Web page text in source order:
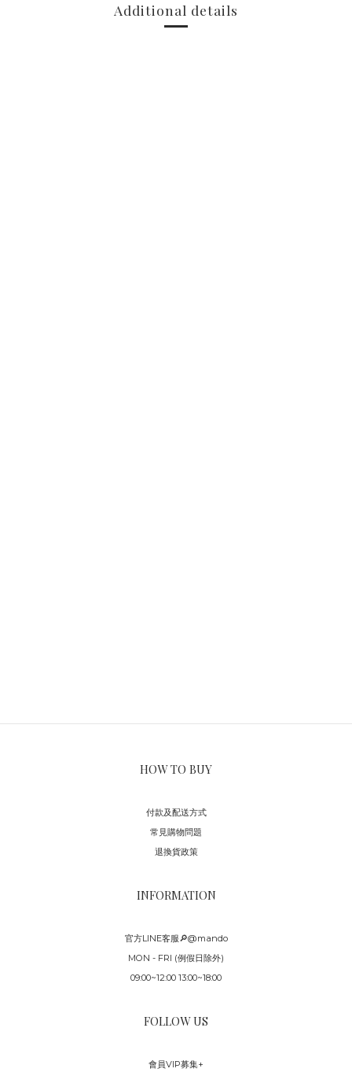
Additional details
HOW TO BUY
付款及配送方式
常見購物問題
退換貨政策
INFORMATION
官方LINE客服🔎@mando
MON - FRI (例假日除外)
09:00~12:00 13:00~18:00
FOLLOW US
會員VIP募集+